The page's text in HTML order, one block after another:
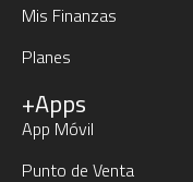
Mis Finanzas
Planes
+Apps
App Móvil
Punto de Venta